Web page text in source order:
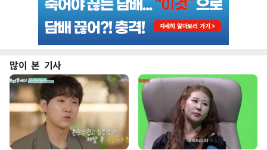
많이 본 기사